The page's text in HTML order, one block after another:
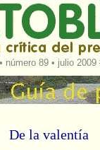
• número 89• julio 2009
De la valentía